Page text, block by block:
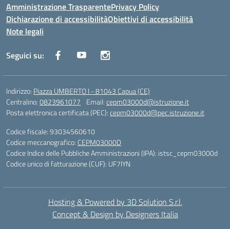
Amministrazione TrasparentePrivacy Policy
Dichiarazione di accessibilitàObiettivi di accessibilità
Note legali
Seguici su:
Indirizzo: Piazza UMBERTO I - 81043 Capua (CE)
Centralino:0823961077 Email:cepm03000d@istruzione.it
Posta elettronica certificata (PEC):cepm03000d@pec.istruzione.it
Codice fiscale: 93034560610
Codice meccanografico: CEPM03000D
Codice Indice delle Pubbliche Amministrazioni (IPA): istsc_cepm03000d
Codice unico di fatturazione (CUF): UF7IYN
Hosting & Powered by 3D Solution S.r.l.
Concept & Design by Designers Italia